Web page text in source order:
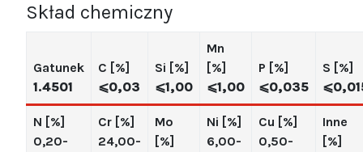
Skład chemiczny
Gatunek
1.4501
C [%]
⩽0,03
Si [%]
⩽1,00
Mn
[%]
⩽1,00
P [%]
⩽0,035
S [%]
N [%]
0,20-
Cr [%]
24,00-
Mo
[%]
Ni [%]
6,00-
Cu [%]
0,50-
Inne
[%]